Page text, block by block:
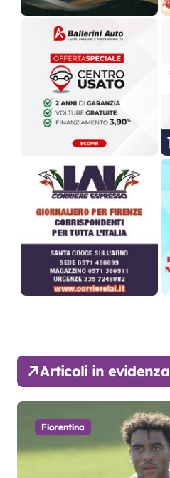
Articoli in evidenza
Fiorentina